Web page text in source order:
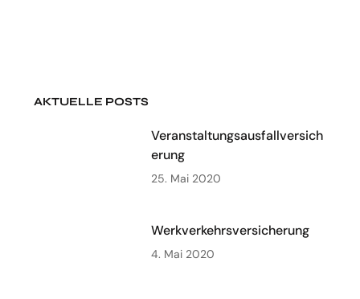
AKTUELLE POSTS
Veranstaltungsausfallversich
erung
25. Mai 2020
Werkverkehrsversicherung
4. Mai 2020